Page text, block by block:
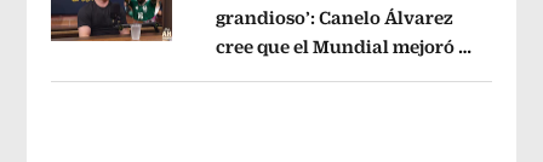
Opens in new window
grandioso’: Canelo Álvarez
cree que el Mundial mejoró la